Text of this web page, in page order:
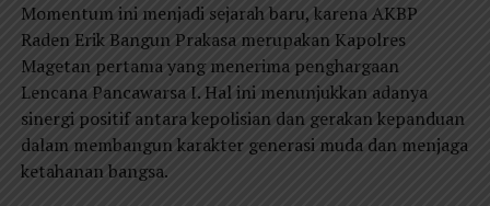
Momentum ini menjadi sejarah baru, karena AKBP
Raden Erik Bangun Prakasa merupakan Kapolres
Magetan pertama yang menerima penghargaan
Lencana Pancawarsa I. Hal ini menunjukkan adanya
sinergi positif antara kepolisian dan gerakan kepanduan
dalam membangun karakter generasi muda dan menjaga
ketahanan bangsa.